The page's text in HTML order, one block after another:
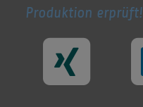
Produktion erprüft!